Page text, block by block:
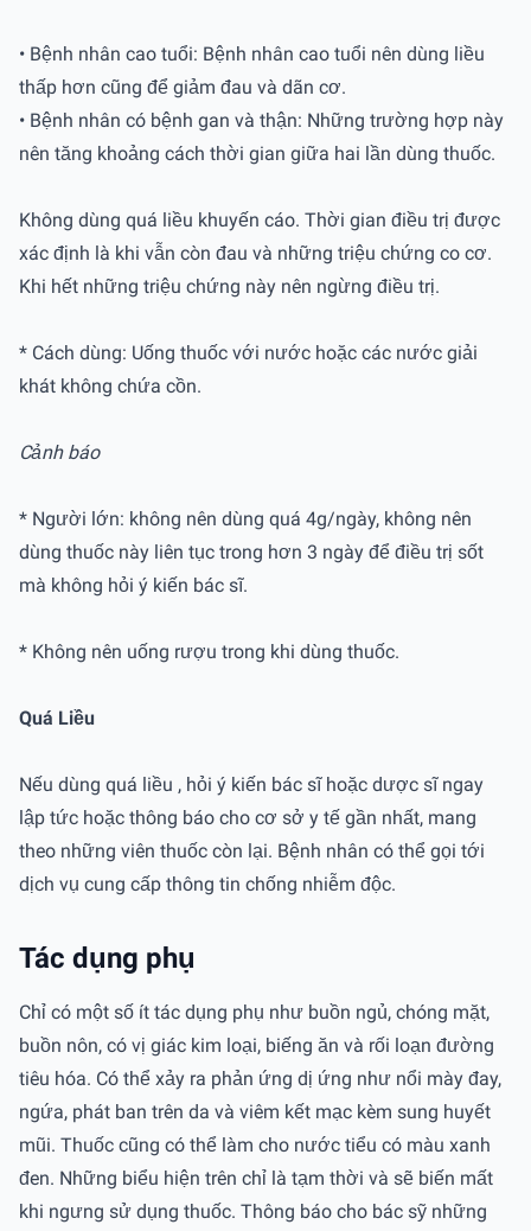
• Bệnh nhân cao tuổi: Bệnh nhân cao tuổi nên dùng liều
thấp hơn cũng để giảm đau và dãn cơ.
• Bệnh nhân có bệnh gan và thận: Những trường hợp này
nên tăng khoảng cách thời gian giữa hai lần dùng thuốc.
Không dùng quá liều khuyến cáo. Thời gian điều trị được
xác định là khi vẫn còn đau và những triệu chứng co cơ.
Khi hết những triệu chứng này nên ngừng điều trị.
* Cách dùng: Uống thuốc với nước hoặc các nước giải
khát không chứa cồn.
Cảnh báo
* Người lớn: không nên dùng quá 4g/ngày, không nên
dùng thuốc này liên tục trong hơn 3 ngày để điều trị sốt
mà không hỏi ý kiến bác sĩ.
* Không nên uống rượu trong khi dùng thuốc.
Quá Liều
Nếu dùng quá liều , hỏi ý kiến bác sĩ hoặc dược sĩ ngay
lập tức hoặc thông báo cho cơ sở y tế gần nhất, mang
theo những viên thuốc còn lại. Bệnh nhân có thể gọi tới
dịch vụ cung cấp thông tin chống nhiễm độc.
Tác dụng phụ
Chỉ có một số ít tác dụng phụ như buồn ngủ, chóng mặt,
buồn nôn, có vị giác kim loại, biếng ăn và rối loạn đường
tiêu hóa. Có thể xảy ra phản ứng dị ứng như nổi mày đay,
ngứa, phát ban trên da và viêm kết mạc kèm sung huyết
mũi. Thuốc cũng có thể làm cho nước tiểu có màu xanh
đen. Những biểu hiện trên chỉ là tạm thời và sẽ biến mất
khi ngưng sử dụng thuốc. Thông báo cho bác sỹ những